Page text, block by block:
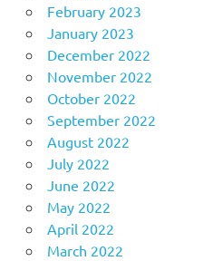
February 2023
January 2023
December 2022
November 2022
October 2022
September 2022
August 2022
July 2022
June 2022
May 2022
April 2022
March 2022